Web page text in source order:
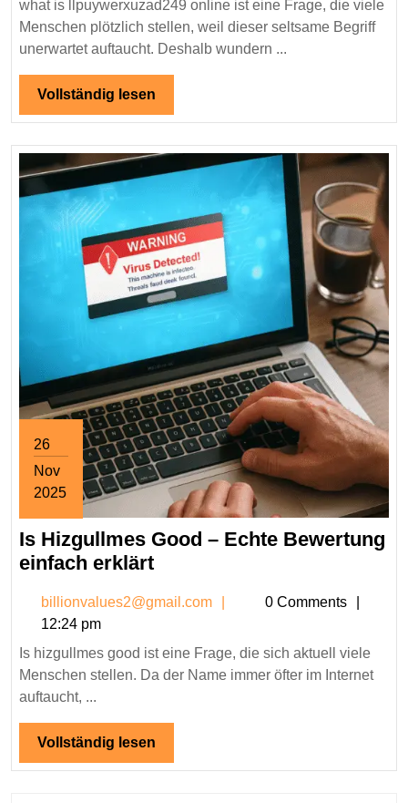
–
Warum
dieser
plötzlich
überall
erscheint
what is llpuywerxuzad249 online ist eine Frage, die viele
Menschen plötzlich stellen, weil dieser seltsame Begriff
unerwartet auftaucht. Deshalb wundern ...
Vollständig lesen
lesen
26
Nov
2025
26,
2025
Is Hizgullmes Good – Echte Bewertung
einfach erklärtIs
Good
Echte
Bewertung
erklärt
billionvalues2@gmail.com
0 Comments
12:24 pm
Menschen stellen. Da der Name immer öfter im Internet
auftaucht, ...
Vollständig lesen
lesen